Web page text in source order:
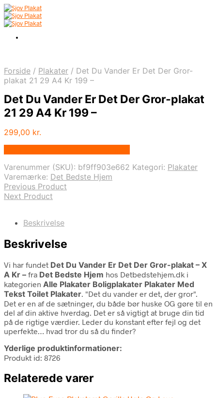
Forside / Plakater / Det Du Vander Er Det Der Gror-
plakat 21 29 A4 Kr 199 –
Det Du Vander Er Det Der Gror-plakat
21 29 A4 Kr 199 –
299,00 kr.
Varenummer (SKU): bf9ff903e662 Kategori: Plakater
Varemærke: Det Bedste Hjem
Previous Product
Next Product
Beskrivelse
Beskrivelse
Vi har fundet Det Du Vander Er Det Der Gror-plakat – X
A Kr – fra Det Bedste Hjem hos Detbedstehjem.dk i
kategorien Alle Plakater Boligplakater Plakater Med
Tekst Toilet Plakater. "Det du vander er det, der gror".
Det er en af de sætninger, du både bør huske OG gøre til en
del af din aktive hverdag. Det er så vigtigt at bruge din tid
på de rigtige værdier. Leder du konstant efter fejl og det
uperfekte… hvad tror du så du finder?
Yderlige produktinformationer:
Produkt id: 8726
Relaterede varer